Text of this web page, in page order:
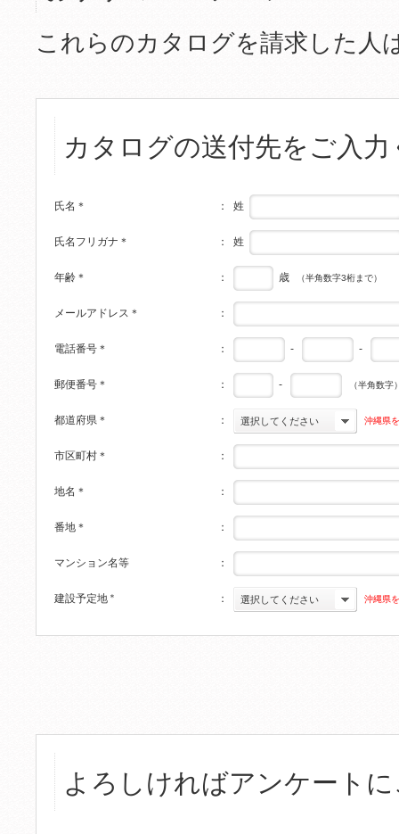
これらのカタログを請求した人
カタログの送付先をご入
氏名 ＊ ： 姓
氏名フリガナ ＊ ： 姓
年齢 ＊ ： 歳 （半角数字3桁まで）
メールアドレス ＊ ：
電話番号 ＊ ： - -
郵便番号 ＊ ： - （半角数字
都道府県 ＊ ： 選択してください 沖縄県
市区町村 ＊ ：
地名 ＊ ：
番地 ＊ ：
マンション名等 ：
建設予定地 ＊ ： 選択してください 沖縄県
よろしければアンケート